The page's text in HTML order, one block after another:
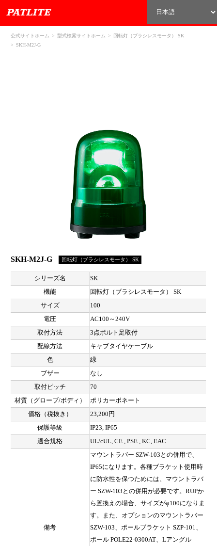
公式サイトホーム 型式検索サイトホーム
回転灯（ブラシレスモータ） SK
SKH-M2J-G
SKH-M2J-G 回転灯（ブラシレスモータ） SK
シリーズ名
SK
機能
回転灯（ブラシレスモータ） SK
サイズ
100
電圧
AC100～240V
取付方法
3点ボルト足取付
配線方法
キャブタイヤケーブル
色
緑
ブザー
なし
取付ピッチ
70
材質（グローブ/ボディ）
ポリカーボネート
価格（税抜き）
23,200円
保護等級
IP23, IP65
適合規格
UL/cUL, CE , PSE , KC, EAC
備考
マウントラバー SZW-103との併用で、
IP65になります。各種ブラケット使用時
に防水性を保つためには、マウントラバ
ー SZW-103との併用が必要です。RUPか
ら置換えの場合、サイズがφ100になりま
す。また、オプションのマウントラバー
SZW-103、ポールブラケット SZP-101、
ポール POLE22-0300AT、Lアングル